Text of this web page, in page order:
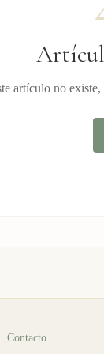
artículo no
Contacto